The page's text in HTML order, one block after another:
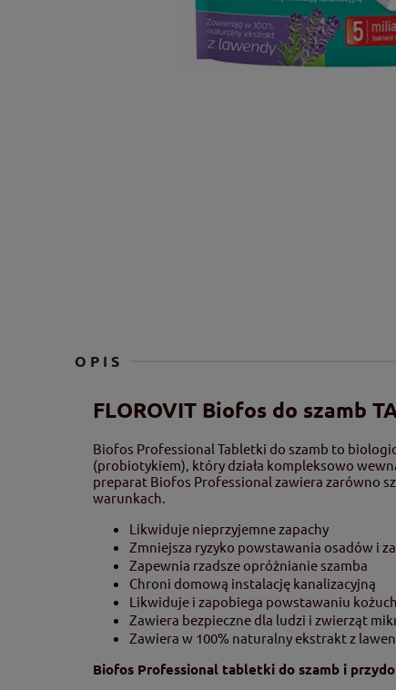
OPIS
FLOROVIT Biofos do szamb
Biofos Professional Tabletki do szamb to
(probiotykiem), który działa kompleksowo
preparat Biofos Professional zawiera zarówno
warunkach.
Likwiduje nieprzyjemne zapachy
Zmniejsza ryzyko powstawania osadów i
Zapewnia rzadsze opróżnianie szamba
Chroni domową instalację kanalizacyjną
Likwiduje i zapobiega powstawaniu
Zawiera bezpieczne dla ludzi i zwierząt
Zawiera w 100% naturalny ekstrakt z
Biofos Professional tabletki do szamb i